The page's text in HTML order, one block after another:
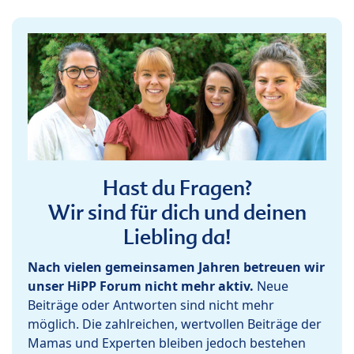
Hast du Fragen?
Wir sind für dich und deinen
Liebling da!
Nach vielen gemeinsamen Jahren betreuen wir
unser HiPP Forum nicht mehr aktiv. Neue
Beiträge oder Antworten sind nicht mehr
möglich. Die zahlreichen, wertvollen Beiträge der
Mamas und Experten bleiben jedoch bestehen